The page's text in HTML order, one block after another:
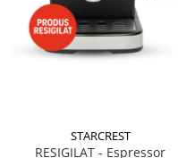
STARCREST
RESIGILAT - Espressor